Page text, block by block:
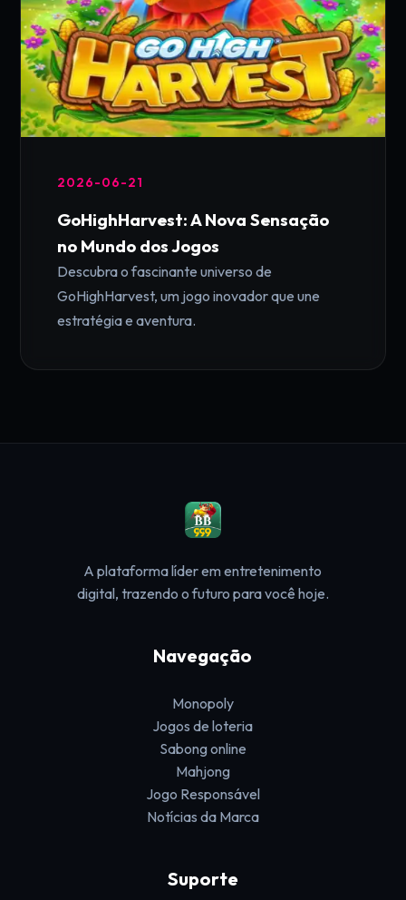
2026-06-21
GoHighHarvest: A Nova Sensação
no Mundo dos Jogos
Descubra o fascinante universo de
GoHighHarvest, um jogo inovador que une
estratégia e aventura.
A plataforma líder em entretenimento
digital, trazendo o futuro para você hoje.
Navegação
Monopoly
Jogos de loteria
Sabong online
Mahjong
Jogo Responsável
Notícias da Marca
Suporte